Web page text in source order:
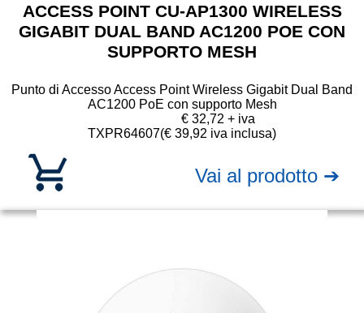
ACCESS POINT CU-AP1300 WIRELESS
GIGABIT DUAL BAND AC1200 POE CON
SUPPORTO MESH
Punto di Accesso Access Point Wireless Gigabit Dual Band
AC1200 PoE con supporto Mesh
TXPR64607
€ 32,72 + iva
(€ 39,92 iva inclusa)
Vai al prodotto ➔